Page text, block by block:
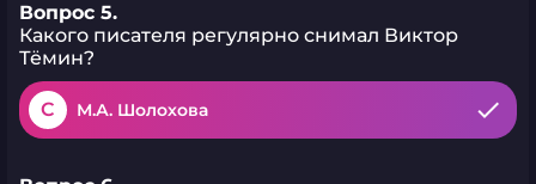
Вопрос 5.
Какого писателя регулярно снимал Виктор
Тёмин?
C М.А. Шолохова